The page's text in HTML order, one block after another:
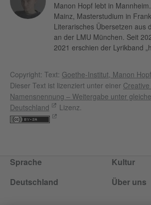
Manon Hopf lebt in
Mainz, Masterstudium in
Literarisches Übersetzen aus
an der LMU München. Seit
2021 erschien der Lyrikband
Copyright: Text: Goethe-Institut, Manon
Dieser Text ist lizenziert unter einer
Namensnennung – Weitergabe unter
Deutschland
Lizenz.
Sprache
Kultur
Deutschland
Über uns